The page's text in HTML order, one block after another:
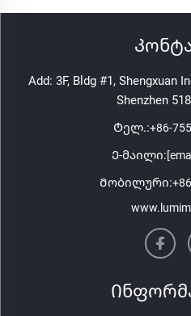
Add: 3F, Bldg #1, Shengxuan
Shenzhen
Ტელ.:+86-
Ე-მაილი:
Მობილური: